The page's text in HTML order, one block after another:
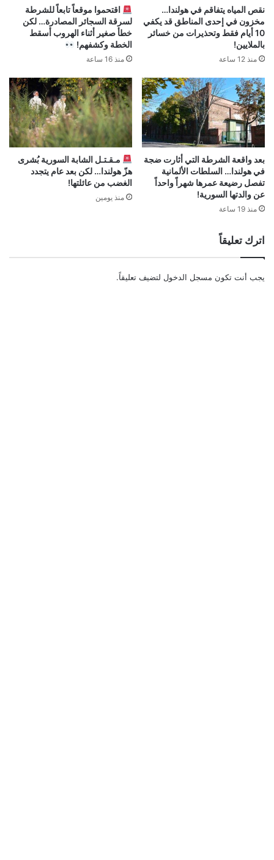
نقص المياه يتفاقم في هولندا…
مخزون في إحدى المناطق قد يكفي
10 أيام فقط وتحذيرات من خسائر
بالملايين!
منذ 12 ساعة
اقتحموا موقعاً تابعاً للشرطة
لسرقة السجائر المصادرة… لكن
خطأ صغير أثناء الهروب أسقط
الخطة وكشفهم!
منذ 16 ساعة
بعد واقعة الشرطة التي أثارت ضجة
في هولندا… السلطات الألمانية
تفصل رضيعة عمرها شهراً واحداً
عن والدتها السورية!
منذ 19 ساعة
مـقـتـل الشابة السورية بُشرى
هزّ هولندا… لكن بعد عام يتجدد
الغضب من عائلتها!
منذ يومين
اترك تعليقاً
يجب أنت تكون مسجل الدخول لتضيف تعليقاً.